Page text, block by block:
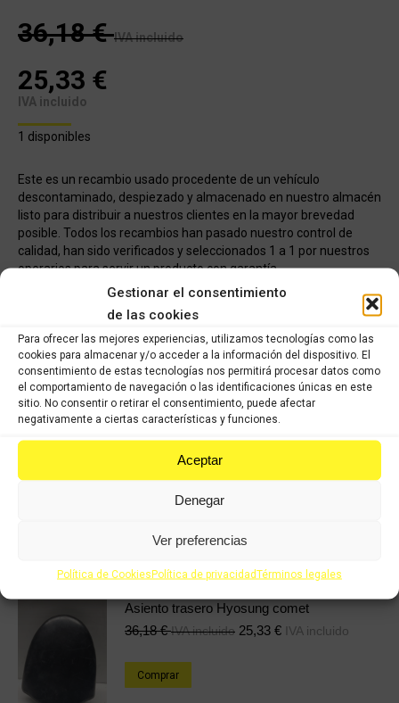
Gestionar el consentimiento
de las cookies
Para ofrecer las mejores experiencias, utilizamos tecnologías como las
cookies para almacenar y/o acceder a la información del dispositivo. El
consentimiento de estas tecnologías nos permitirá procesar datos como
el comportamiento de navegación o las identificaciones únicas en este
sitio. No consentir o retirar el consentimiento, puede afectar
negativamente a ciertas características y funciones.
Aceptar
Denegar
Ver preferencias
Política de CookiesPolítica de privacidadTérminos legales
36,18€ IVA incluido
25,33 €
IVA incluido
1 disponibles
Este es un recambio usado procedente de un vehículo
descontaminado, despiezado y almacenado en nuestro almacén
listo para distribuir a nuestros clientes en la mayor brevedad
posible. Todos los recambios han pasado nuestro control de
calidad, han sido verificados y seleccionados 1 a 1 por nuestros
operarios para servir un producto con garantía.
COMPRAR
Categorías:HYOSUNG MS3 125cc,Recambios ocasión HYOSUNG
Share this product
Share
on
Asiento trasero Hyosung comet
36,18€ IVA incluido 25,33 € IVA incluido
Comprar